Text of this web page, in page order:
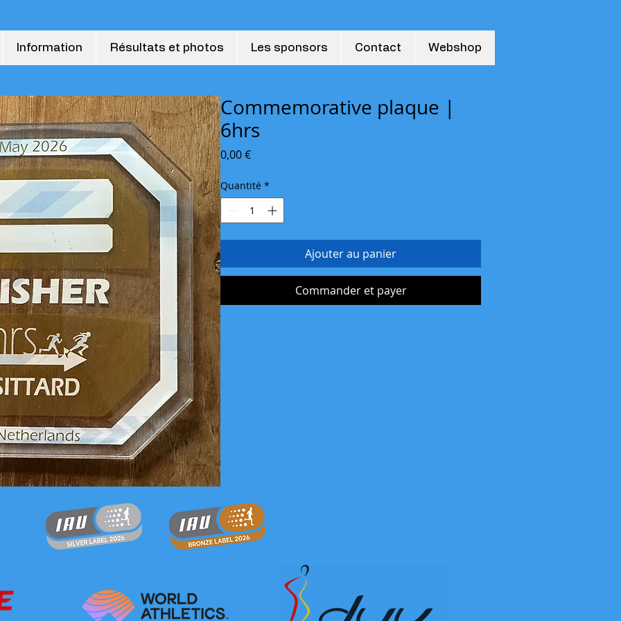
Information Résultats et photos Les sponsors Contact Webshop
Commemorative plaque |
6hrs
0,00 €Prix
Quantité *
Ajouter au panier
Commander et payer